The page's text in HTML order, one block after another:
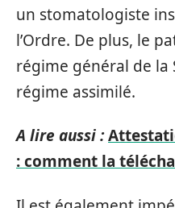
un stomatologiste
l’Ordre. De plus, le
régime général de la
régime assimilé.
A lire aussi :
: comment la